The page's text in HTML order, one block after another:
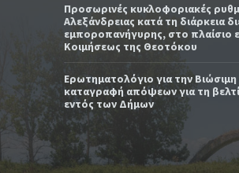
Προσωρινές κυκλοφοριακές
Αλεξάνδρειας κατά τη διάρκεια
εμποροπανήγυρης, στο πλαίσιο
Κοιμήσεως της Θεοτόκου
Ερωτηματολόγιο για την Βιώσιμη
καταγραφή απόψεων για τη
εντός των Δήμων